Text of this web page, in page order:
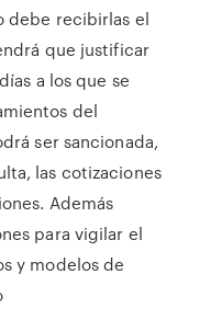
debe recibirlas el
que justificar
a los que se
del
ser sancionada,
las cotizaciones
Además
para vigilar el
y modelos de